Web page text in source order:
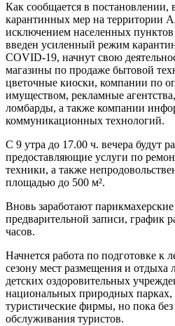
Как сообщается в постановлении,
карантинных мер на территории
исключением населенных
введен усиленный режим
COVID-19, начнут свою
магазины по продаже бытовой
цветочные киоски, компании по
имуществом, рекламные
ломбарды, а также компании
коммуникационных технологий.
С 9 утра до 17.00 ч. вечера будут
предоставляющие услуги по
техники, а также
площадью до 500 м².
Вновь заработают
предварительной записи, график
часов.
Начнется работа по подготовке к
сезону мест размещения и отдыха
детских оздоровительных
национальных природных парках,
туристические фирмы, но пока
обслуживания туристов.